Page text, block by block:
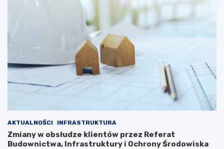
AKTUALNOŚCI INFRASTRUKTURA
Zmiany w obsłudze klientów przez Referat
Budownictwa, Infrastruktury i Ochrony Środowiska